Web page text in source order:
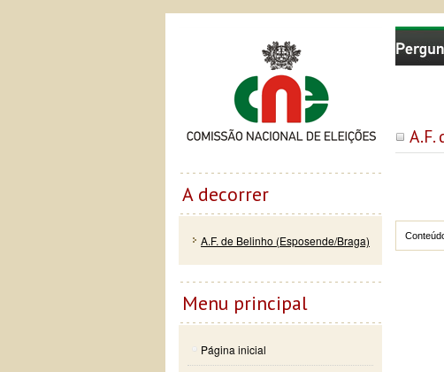
A.F.
Comissão
A decorrer
A.F. de Belinho (Esposende/Braga)
Menu principal
Página inicial